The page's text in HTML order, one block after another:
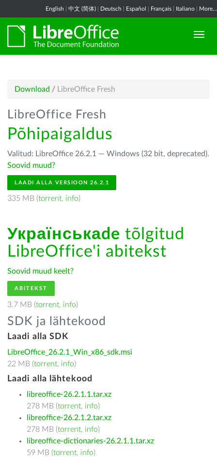
English 中文 (简体) Deutsch Español Français Italiano More...
Download / LibreOffice Fresh
LibreOffice Fresh
Põhipaigaldus
Valitud: LibreOffice 26.2.1 — Windows (32 bit, deprecated).
Soovid muud?
LAADI ALLA VERSIOON 26.2.1
335 MB (torrent, info)
Українськаde tõlgitud
LibreOffice'i abitekst
Soovid muud keelt?
ABITEKST
3.7 MB (torrent, info)
SDK ja lähtekood
Laadi alla SDK
LibreOffice_26.2.1_Win_x86_sdk.msi
22 MB (torrent, info)
Laadi alla lähtekood
libreoffice-26.2.1.1.tar.xz
278 MB (torrent, info)
libreoffice-26.2.1.2.tar.xz
278 MB (torrent, info)
libreoffice-dictionaries-26.2.1.1.tar.xz
59 MB (torrent, info)